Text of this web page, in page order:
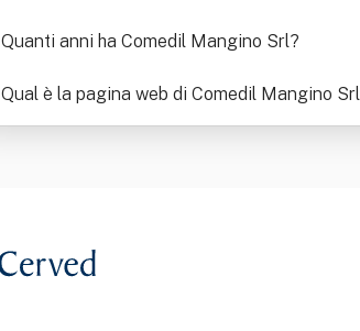
Quanti anni ha Comedil Mangino Srl?
Qual è la pagina web di Comedil Mangino Srl